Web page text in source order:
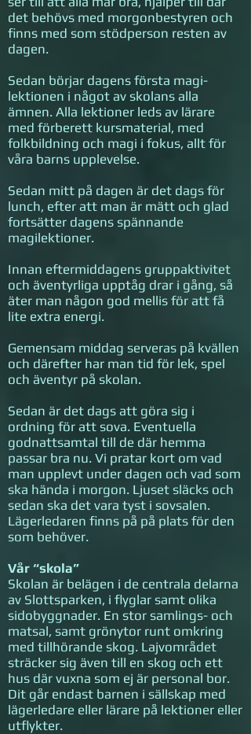
det behövs med morgonbestyren och
finns med som stödperson resten av
dagen.
Sedan börjar dagens första magi-
lektionen i något av skolans alla
ämnen. Alla lektioner leds av lärare
med förberett kursmaterial, med
folkbildning och magi i fokus, allt för
våra barns upplevelse.
Sedan mitt på dagen är det dags för
lunch, efter att man är mätt och glad
fortsätter dagens spännande
magilektioner.
Innan eftermiddagens gruppaktivitet
och äventyrliga upptåg drar i gång, så
äter man någon god mellis för att få
lite extra energi.
Gemensam middag serveras på kvällen
och därefter har man tid för lek, spel
och äventyr på skolan.
Sedan är det dags att göra sig i
ordning för att sova. Eventuella
godnattsamtal till de där hemma
passar bra nu. Vi pratar kort om vad
man upplevt under dagen och vad som
ska hända i morgon. Ljuset släcks och
sedan ska det vara tyst i sovsalen.
Lägerledaren finns på på plats för den
som behöver.
Vår “skola”
Skolan är belägen i de centrala delarna
av Slottsparken, i flyglar samt olika
sidobyggnader. En stor samlings- och
matsal, samt grönytor runt omkring
med tillhörande skog. Lajvområdet
sträcker sig även till en skog och ett
hus där vuxna som ej är personal bor.
Dit går endast barnen i sällskap med
lägerledare eller lärare på lektioner eller
utflykter.